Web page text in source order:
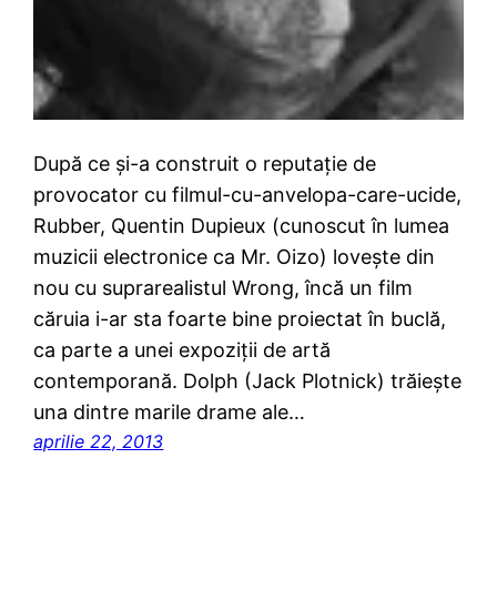
După ce şi-a construit o reputaţie de
provocator cu filmul-cu-anvelopa-care-ucide,
Rubber, Quentin Dupieux (cunoscut în lumea
muzicii electronice ca Mr. Oizo) loveşte din
nou cu suprarealistul Wrong, încă un film
căruia i-ar sta foarte bine proiectat în buclă,
ca parte a unei expoziţii de artă
contemporană. Dolph (Jack Plotnick) trăieşte
una dintre marile drame ale…
aprilie 22, 2013